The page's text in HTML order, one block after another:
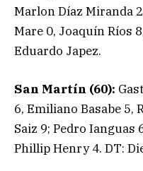
Marlon Díaz Miranda
Mare 0, Joaquín Ríos
Eduardo Japez.
San Martín (60):
6, Emiliano Basabe 5,
Saiz 9; Pedro Ianguas
Phillip Henry 4. DT: